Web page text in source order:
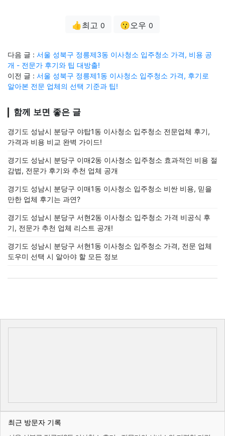
👍최고 0 😗오우 0
다음 글 : 서울 성북구 정릉제3동 이사청소 입주청소 가격, 비용 공
개 - 전문가 후기와 팁 대방출!
이전 글 : 서울 성북구 정릉제1동 이사청소 입주청소 가격, 후기로
알아본 전문 업체의 선택 기준과 팁!
함께 보면 좋은 글
경기도 성남시 분당구 야탑1동 이사청소 입주청소 전문업체 후기,
가격과 비용 비교 완벽 가이드!
경기도 성남시 분당구 이매2동 이사청소 입주청소 효과적인 비용 절
감법, 전문가 후기와 추천 업체 공개
경기도 성남시 분당구 이매1동 이사청소 입주청소 비싼 비용, 믿을
만한 업체 후기는 과연?
경기도 성남시 분당구 서현2동 이사청소 입주청소 가격 비공식 후
기, 전문가 추천 업체 리스트 공개!
경기도 성남시 분당구 서현1동 이사청소 입주청소 가격, 전문 업체
도우미 선택 시 알아야 할 모든 정보
최근 방문자 기록